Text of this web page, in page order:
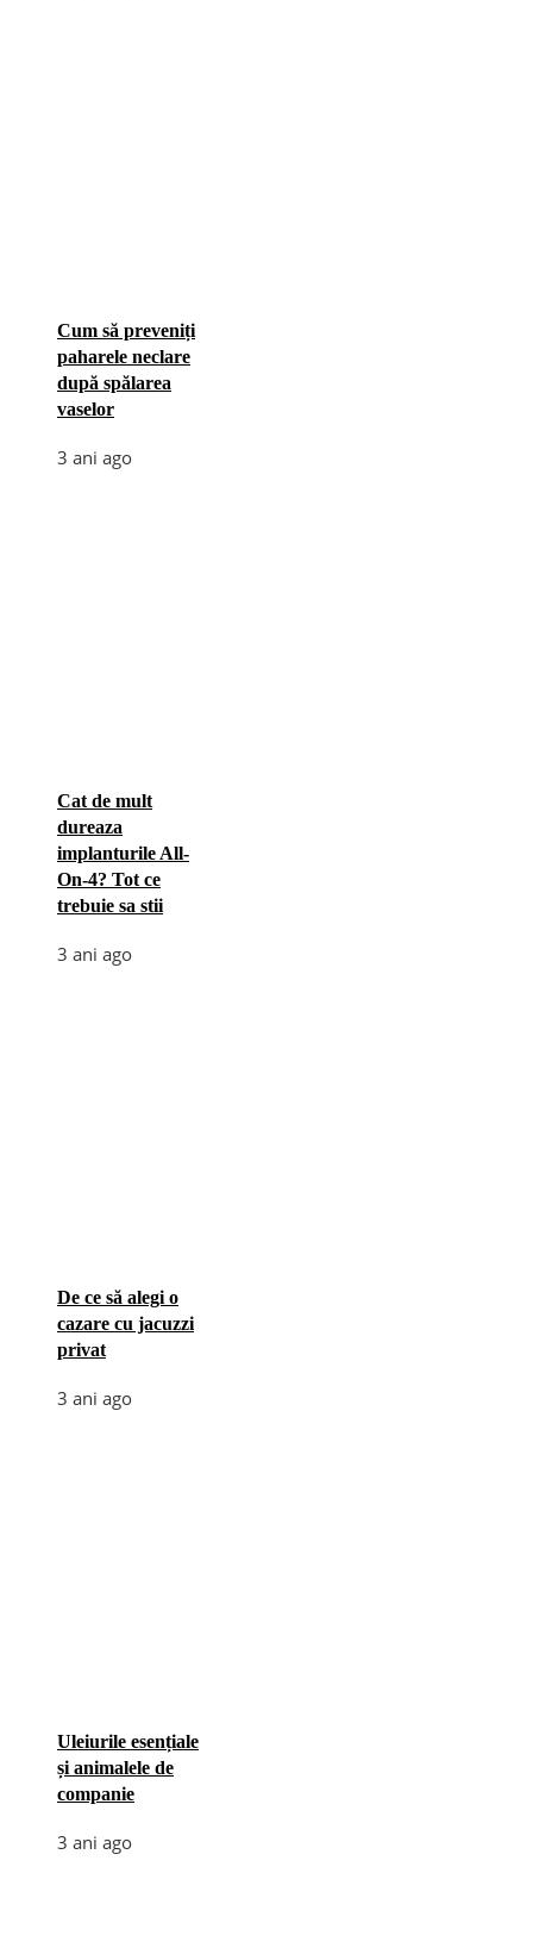
Cum să preveniți
paharele neclare
după spălarea
vaselor
3 ani ago
Cat de mult
dureaza
implanturile All-
On-4? Tot ce
trebuie sa stii
3 ani ago
De ce să alegi o
cazare cu jacuzzi
privat
3 ani ago
Uleiurile esențiale
și animalele de
companie
3 ani ago